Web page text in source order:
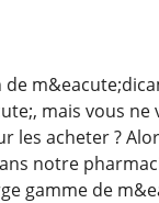
de
mais vous ne
les acheter ?
notre
gamme de